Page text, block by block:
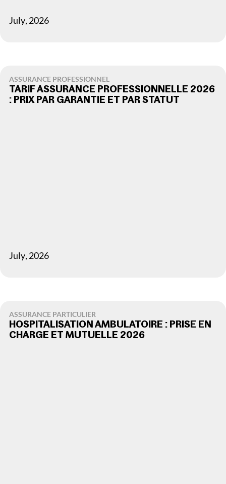
July, 2026
ASSURANCE PROFESSIONNEL
TARIF ASSURANCE PROFESSIONNELLE 2026
: PRIX PAR GARANTIE ET PAR STATUT
July, 2026
ASSURANCE PARTICULIER
HOSPITALISATION AMBULATOIRE : PRISE EN
CHARGE ET MUTUELLE 2026